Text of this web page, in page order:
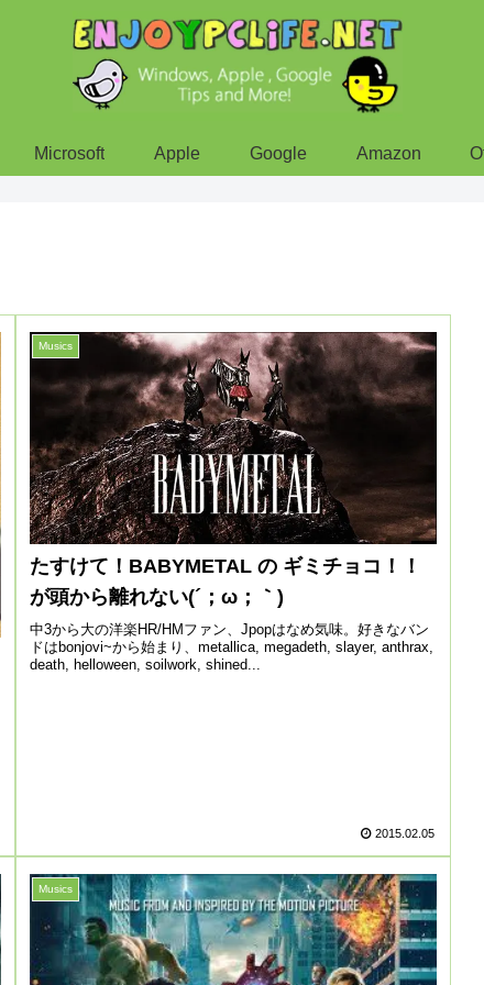
Microsoft Apple Google Amazon
Musics
たすけて！BABYMETAL の ギミチョコ！！
が頭から離れない(´；ω；｀)
中3から大の洋楽HR/HMファン、Jpopはなめ気味。好きなバン
ドはbonjovi~から始まり、metallica, megadeth, slayer, anthrax,
death, helloween, soilwork, shined...
2015.02.05
Musics